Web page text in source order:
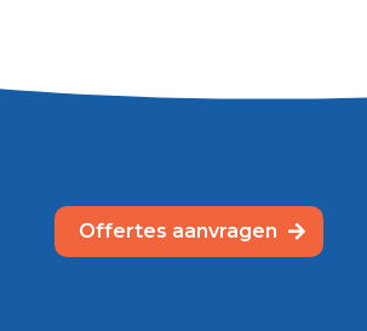
Offertes aanvragen